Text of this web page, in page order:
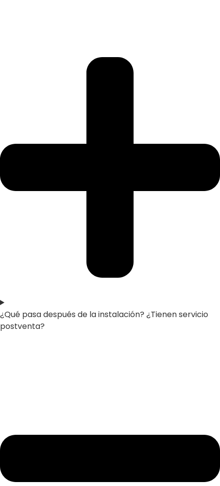
¿Qué pasa después de la instalación? ¿Tienen servicio
postventa?